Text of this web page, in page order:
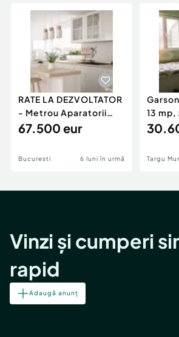
Servicii
Animale de companie
Afaceri și echipamente
Inchiriere Bunuri si Vehicule
Utilaje agricole si industriale
Piese auto si accesorii
Dacia Duster
RATE LA DEZVOLTATOR
- Metrou Aparatorii
Patriei -
67.500 eur
Bucuresti 6 luni în urmă
13 mp,
Targu
Vinzi și cumperi
rapid
Adaugă anunț